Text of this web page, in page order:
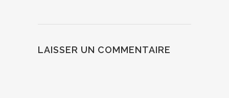
LAISSER UN COMMENTAIRE